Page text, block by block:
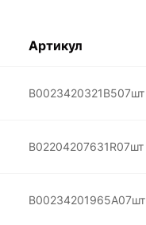
Артикул
B0023420321B507шт
B02204207631R07шт
B00234201965A07шт